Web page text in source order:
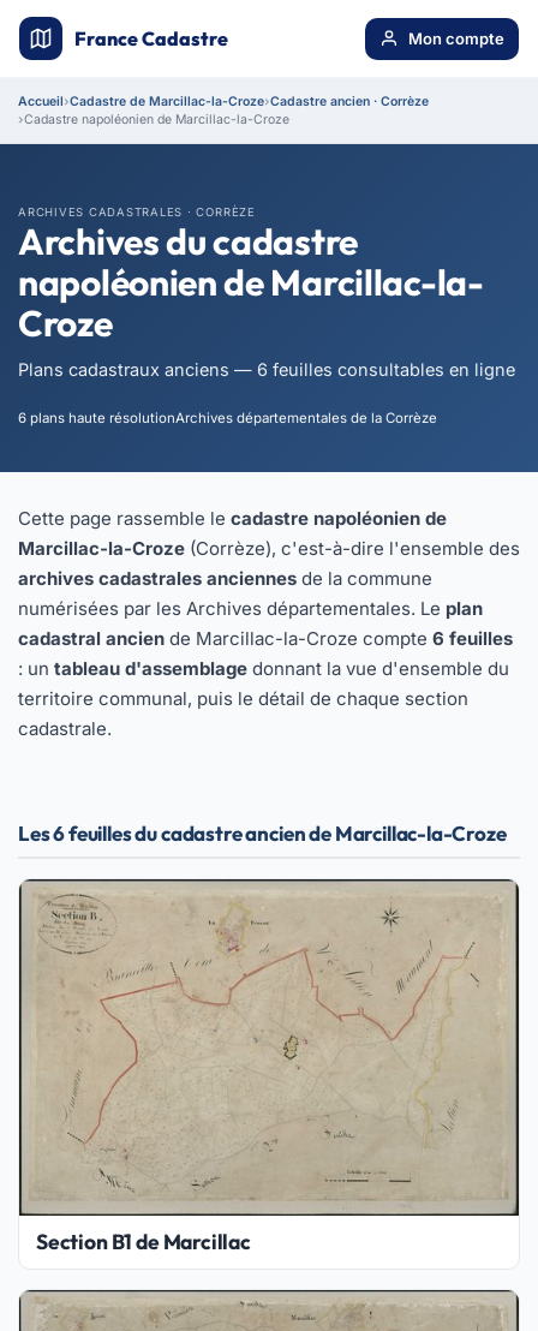
France Cadastre Mon compte
Accueil Cadastre de Marcillac-la-Croze Cadastre ancien · Corrèze
Cadastre napoléonien de Marcillac-la-Croze
ARCHIVES CADASTRALES · CORRÈZE
Archives du cadastre
napoléonien de Marcillac-la-
Croze
Plans cadastraux anciens — 6 feuilles consultables en ligne
6 plans haute résolutionArchives départementales de la Corrèze
Cette page rassemble le cadastre napoléonien de
Marcillac-la-Croze (Corrèze), c'est-à-dire l'ensemble des
archives cadastrales anciennes de la commune
numérisées par les Archives départementales. Le plan
cadastral ancien de Marcillac-la-Croze compte 6 feuilles
: un tableau d'assemblage donnant la vue d'ensemble du
territoire communal, puis le détail de chaque section
cadastrale.
Les 6 feuilles du cadastre ancien de Marcillac-la-Croze
Section B1 de Marcillac